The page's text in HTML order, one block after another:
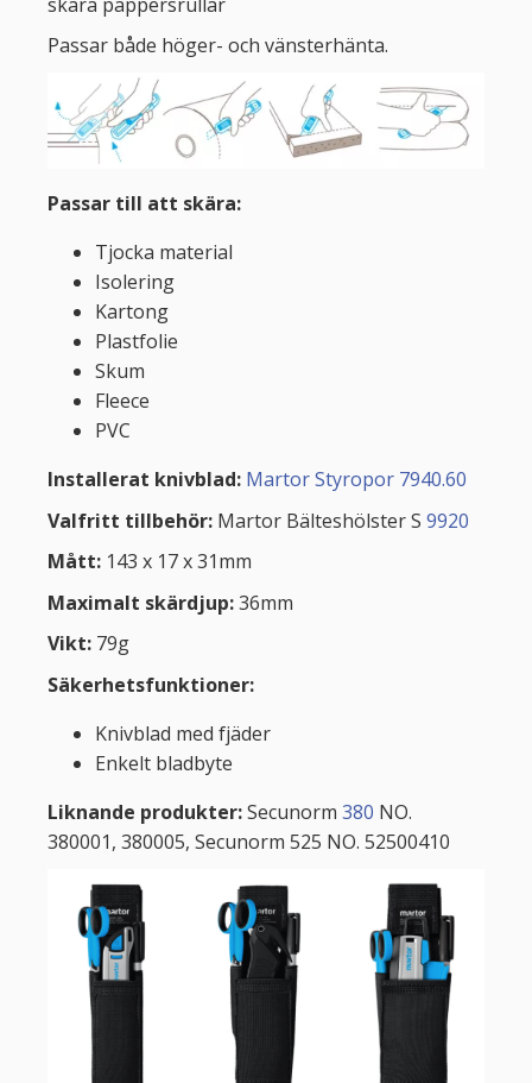
Passar både höger- och vänsterhänta.
Passar till att skära:
Tjocka material
Isolering
Kartong
Plastfolie
Skum
Fleece
PVC
Installerat knivblad: Martor Styropor 7940.60
Valfritt tillbehör: Martor Bälteshölster S 9920
Mått: 143 x 17 x 31mm
Maximalt skärdjup:36mm
Vikt: 79g
Säkerhetsfunktioner:
Knivblad med fjäder
Enkelt bladbyte
Liknande produkter:Secunorm 380 NO.
380001, 380005, Secunorm 525 NO. 52500410